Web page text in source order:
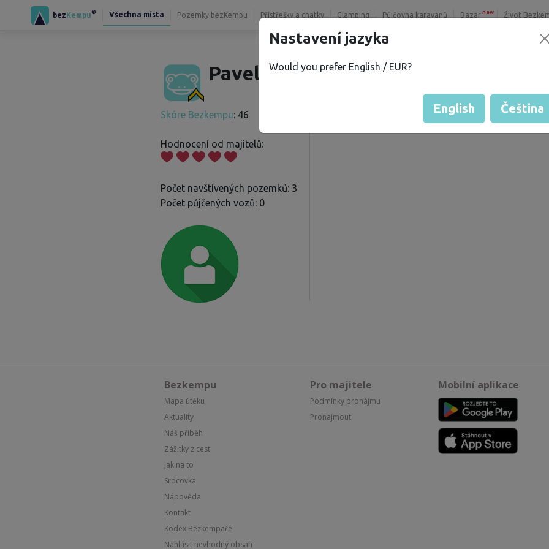
bezKempu® Všechna místa Pozemky bezKempu Přístřešky a chatky Glamping Půjčovna karavanů Bazar new Život
Pavel V.
Skóre Bezkempu: 46
Hodnocení od majitelů:
Počet navštívených pozemků: 3
Počet půjčených vozů: 0
Hodnocení pozemků
Bezkempu
Mapa útěku
Aktuality
Náš příběh
Zážitky z cest
Jak na to
Srdcovka
Nápověda
Kontakt
Kodex Bezkempaře
Nahlásit nevhodný obsah
Pro majitele
Podmínky pronájmu
Pronajmout
Mobilní aplikace
Nastavení jazyka
Would you prefer English / EUR?
English Čeština